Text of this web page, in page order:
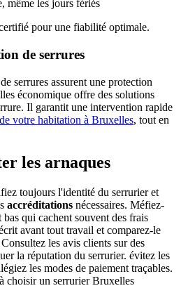
même les jours fériés
pour une fiabilité optimale.
de serrures
serrures assurent une protection
économique offre des solutions
Il garantit une intervention rapide
votre habitation à Bruxelles, tout en
les arnaques
toujours l'identité du serrurier et
accréditations nécessaires. Méfiez-
qui cachent souvent des frais
avant tout travail et comparez-le
les avis clients sur des
la réputation du serrurier. évitez les
les modes de paiement traçables.
choisir un serrurier Bruxelles